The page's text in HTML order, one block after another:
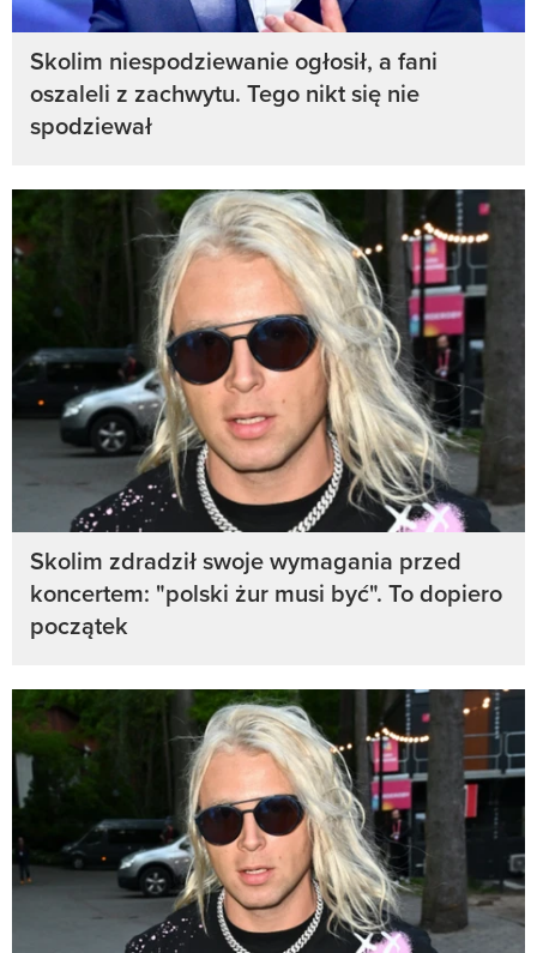
Skolim niespodziewanie ogłosił, a fani
oszaleli z zachwytu. Tego nikt się nie
spodziewał
Skolim zdradził swoje wymagania przed
koncertem: "polski żur musi być". To dopiero
początek